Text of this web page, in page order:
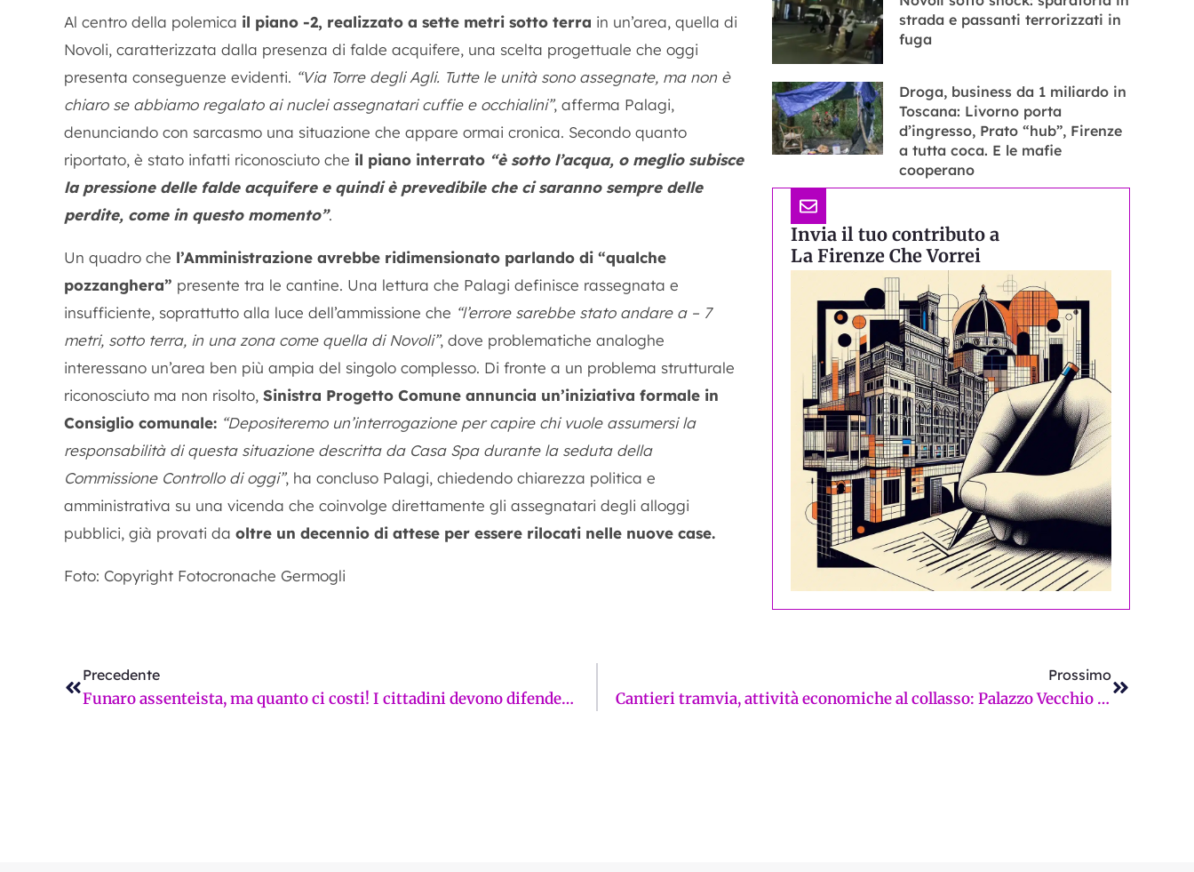
Al centro della polemica il piano -2, realizzato a sette metri sotto terra in un’area, quella di
Novoli, caratterizzata dalla presenza di falde acquifere, una scelta progettuale che oggi
presenta conseguenze evidenti. “Via Torre degli Agli. Tutte le unità sono assegnate, ma non è
chiaro se abbiamo regalato ai nuclei assegnatari cuffie e occhialini”, afferma Palagi,
denunciando con sarcasmo una situazione che appare ormai cronica. Secondo quanto
riportato, è stato infatti riconosciuto che il piano interrato “è sotto l’acqua, o meglio subisce
la pressione delle falde acquifere e quindi è prevedibile che ci saranno sempre delle
perdite, come in questo momento”.
Un quadro che l’Amministrazione avrebbe ridimensionato parlando di “qualche
pozzanghera” presente tra le cantine. Una lettura che Palagi definisce rassegnata e
insufficiente, soprattutto alla luce dell’ammissione che “l’errore sarebbe stato andare a – 7
metri, sotto terra, in una zona come quella di Novoli”, dove problematiche analoghe
interessano un’area ben più ampia del singolo complesso. Di fronte a un problema strutturale
riconosciuto ma non risolto, Sinistra Progetto Comune annuncia un’iniziativa formale in
Consiglio comunale: “Depositeremo un’interrogazione per capire chi vuole assumersi la
responsabilità di questa situazione descritta da Casa Spa durante la seduta della
Commissione Controllo di oggi”, ha concluso Palagi, chiedendo chiarezza politica e
amministrativa su una vicenda che coinvolge direttamente gli assegnatari degli alloggi
pubblici, già provati da oltre un decennio di attese per essere rilocati nelle nuove case.
Foto: Copyright Fotocronache Germogli
strada e passanti terrorizzati in
fuga
Droga, business da 1 miliardo in
Toscana: Livorno porta
d’ingresso, Prato “hub”, Firenze
a tutta coca. E le mafie
cooperano
Invia il tuo contributo a
La Firenze Che Vorrei
Precedente
Funaro assenteista, ma quanto ci costi! I cittadini devono difendersi da sé mentre l’omertà la fa da padrona. La Firenze sui giornali di martedì 13 gennaio
Prossimo
Cantieri tramvia, attività economiche al collasso: Palazzo Vecchio offre il brodino della Tari e a Cna va benone